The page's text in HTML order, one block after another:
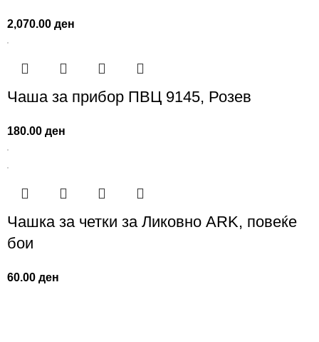
2,070.00ден
Чаша за прибор ПВЦ 9145, Розев
180.00ден
Чашка за четки за Ликовно ARK, повеќе
бои
60.00ден